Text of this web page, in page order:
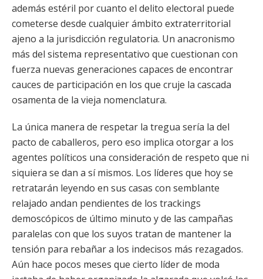
además estéril por cuanto el delito electoral puede
cometerse desde cualquier ámbito extraterritorial
ajeno a la jurisdicción regulatoria. Un anacronismo
más del sistema representativo que cuestionan con
fuerza nuevas generaciones capaces de encontrar
cauces de participación en los que cruje la cascada
osamenta de la vieja nomenclatura.
La única manera de respetar la tregua sería la del
pacto de caballeros, pero eso implica otorgar a los
agentes políticos una consideración de respeto que ni
siquiera se dan a sí mismos. Los líderes que hoy se
retratarán leyendo en sus casas con semblante
relajado andan pendientes de los trackings
demoscópicos de último minuto y de las campañas
paralelas con que los suyos tratan de mantener la
tensión para rebañar a los indecisos más rezagados.
Aún hace pocos meses que cierto líder de moda